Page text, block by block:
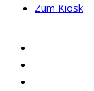
Zum Kiosk